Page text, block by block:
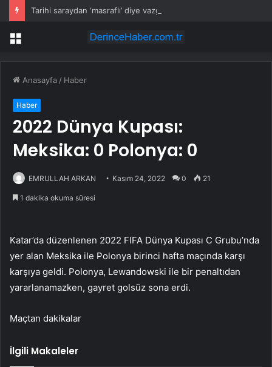
Menü
Anasayfa / Haber
Haber
2022 Dünya Kupası:
Meksika: 0 Polonya: 0
EMRULLAH ARKAN Kasım 24, 2022 0 21
1 dakika okuma süresi
Katar’da düzenlenen 2022 FIFA Dünya Kupası C Grubu’nda
yer alan Meksika ile Polonya birinci hafta maçında karşı
karşıya geldi. Polonya, Lewandowski ile bir penaltıdan
yararlanamazken, gayret golsüz sona erdi.
Maçtan dakikalar
İlgili Makaleler